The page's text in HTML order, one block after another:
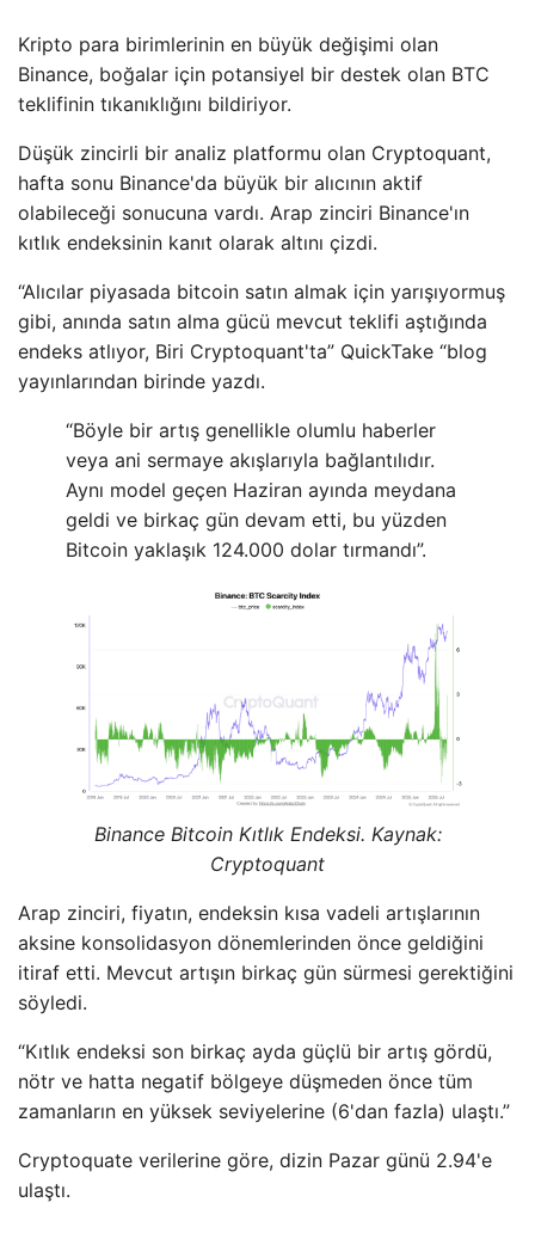
Kripto para birimlerinin en büyük değişimi olan
Binance, boğalar için potansiyel bir destek olan BTC
teklifinin tıkanıklığını bildiriyor.
Düşük zincirli bir analiz platformu olan Cryptoquant,
hafta sonu Binance'da büyük bir alıcının aktif
olabileceği sonucuna vardı. Arap zinciri Binance'ın
kıtlık endeksinin kanıt olarak altını çizdi.
“Alıcılar piyasada bitcoin satın almak için yarışıyormuş
gibi, anında satın alma gücü mevcut teklifi aştığında
endeks atlıyor, Biri Cryptoquant'ta” QuickTake “blog
yayınlarından birinde yazdı.
“Böyle bir artış genellikle olumlu haberler
veya ani sermaye akışlarıyla bağlantılıdır.
Aynı model geçen Haziran ayında meydana
geldi ve birkaç gün devam etti, bu yüzden
Bitcoin yaklaşık 124.000 dolar tırmandı”.
Binance Bitcoin Kıtlık Endeksi. Kaynak:
Cryptoquant
Arap zinciri, fiyatın, endeksin kısa vadeli artışlarının
aksine konsolidasyon dönemlerinden önce geldiğini
itiraf etti. Mevcut artışın birkaç gün sürmesi gerektiğini
söyledi.
“Kıtlık endeksi son birkaç ayda güçlü bir artış gördü,
nötr ve hatta negatif bölgeye düşmeden önce tüm
zamanların en yüksek seviyelerine (6'dan fazla) ulaştı.”
Cryptoquate verilerine göre, dizin Pazar günü 2.94'e
ulaştı.